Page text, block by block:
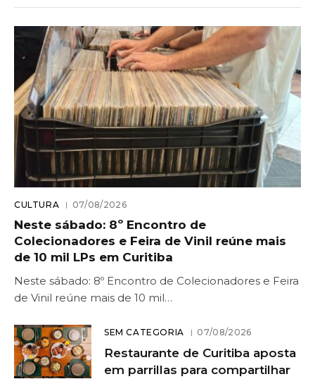
CULTURA 07/08/2026
Neste sábado: 8º Encontro de
Colecionadores e Feira de Vinil reúne mais
de 10 mil LPs em Curitiba
Neste sábado: 8º Encontro de Colecionadores e Feira
de Vinil reúne mais de 10 mil…
SEM CATEGORIA 07/08/2026
Restaurante de Curitiba aposta
em parrillas para compartilhar